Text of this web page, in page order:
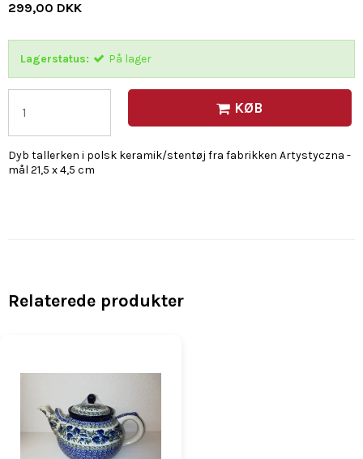
299,00 DKK
Lagerstatus: På lager
KØB
Dyb tallerken i polsk keramik/stentøj fra fabrikken Artystyczna -
mål 21,5 x 4,5 cm
Relaterede produkter